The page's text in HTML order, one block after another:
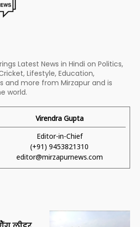
Latest News in Hindi on Politics,
Lifestyle, Education,
and more from Mirzapur and is
world.
Virendra Gupta
Editor-in-Chief
(+91) 9453821310
editor@mirzapurnews.com